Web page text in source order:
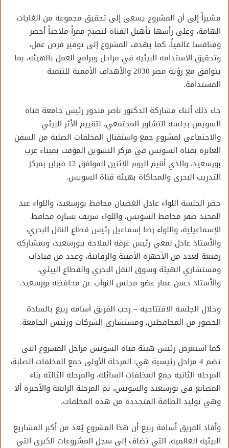
مشيراً إلى أن المشروع يسعى إلى تحقيق مجموعة من الغايات
الهامة، وعلى رأسها تأهيل القناة لتصبح ممراً ملاحياً أخضر
ومنافسا عالمياً، كما يهدف المشروع إلى توفير فرص عمل،
وتحقيق الاستدامة البيئية في مراحل وبرامج العمل بالهيئة، بما
يتوافق مع رؤية مصر 2030 والأهداف الأممية للتنمية
المستدامة.
جاء ذلك أثناء مشاركة الدكتور ناصر مندور رئيس جامعة قناة
السويس بجلسة التشاور المجتمعي، لتقييم الأثر البيئي
والاجتماعي لمشروع جمع واستقبال المخلفات الصلبة من السفن
العابرة بقناة السويس في مركز التشوين المؤقت بميناء غرب
بورسعيد، والذي أقيم اليوم الإثنين الموافق 12 فبراير بمركز
التدريب البحرى والمحاكاة بهيئة قناة السويس.
حضر الجلسة اللواء عادل الغضبان محافظ بورسعيد، واللواء عبد
المجيد صقر محافظ السويس، واللواء شريف بشارة محافظ
الإسماعيلية، واللواء رضا إسماعيل رئيس قطاع النقل البحري،
والأستاذ عادل لمعي رئيس غرفة الملاحة ببورسعيد، وبمشاركة
رفيعة لعدد من الأجهزة الأمنية والرقابية، وعدد من قيادات
ومستشاري الهيئة وسوق النقل البحري والقطاع البيئي،
والأستاذ حسن عمار عضو مجلس النواب عن محافظة بورسعيد.
وخلال الجلسة الافتتاحية – رحب الفريق أسامة ربيع بالسادة
الحضور من المحافظين، ومستشاري الشركات ورئيس الجامعة.
كما استعرض رئيس هيئة قناة السويس مراحل المشروع التي
تضم 4 مراحل رئيسية هي: المرحلة الأولى جمع المخلفات الصلبة،
المرحلة الثانية جمع المخلفات السائلة، والمرحلة الثالثة بناء
المصانع في بورسعيد والسويس، ثم المرحلة الرابعة والأخيرة ألا
وهي توليد الطاقة المتجددة من هذه المخلفات.
وأفاد الفريق أسامة ربيع أن هذا المشروع يُعد من أكبر المشاريع
البيئية العالمية، التي تضاف إلى سجل المشروعات الكبرى التي